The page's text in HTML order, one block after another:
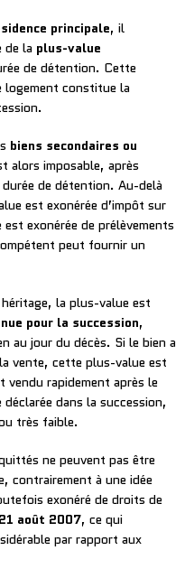
principale, il
de la plus-value
de détention. Cette
logement constitue la
biens secondaires ou
alors imposable, après
de détention. Au-delà
est exonérée d’impôt sur
exonérée de prélèvements
peut fournir un
héritage, la plus-value est
pour la succession,
au jour du décès. Si le bien a
vente, cette plus-value est
vendu rapidement après le
dans la succession,
très faible.
ne peuvent pas être
contrairement à une idée
exonéré de droits de
août 2007, ce qui
par rapport aux